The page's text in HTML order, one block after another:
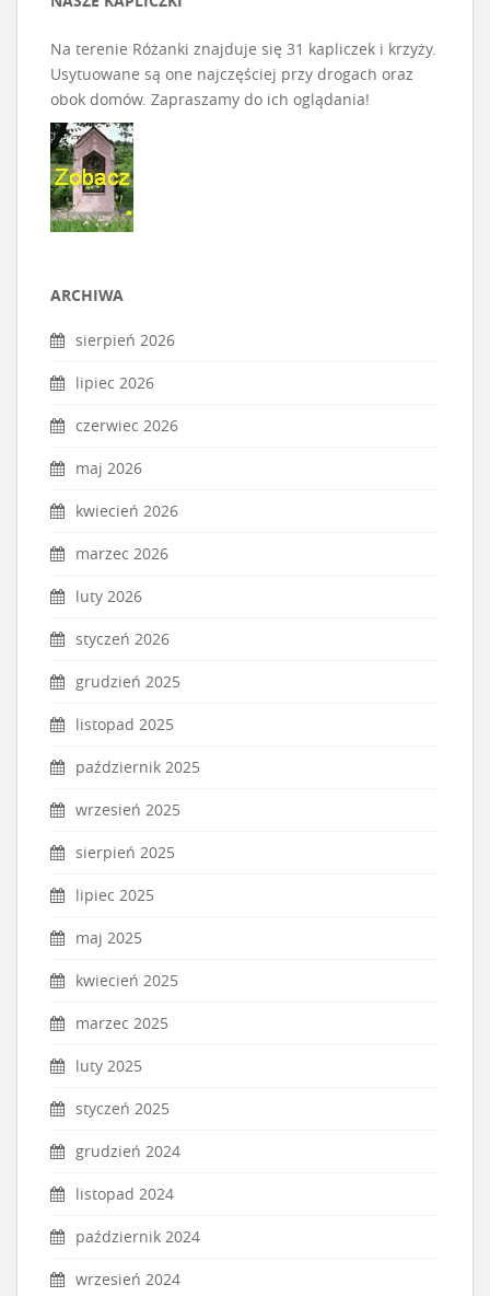
Na terenie Różanki znajduje się 31 kapliczek i krzyży.
Usytuowane są one najczęściej przy drogach oraz
obok domów. Zapraszamy do ich oglądania!
ARCHIWA
sierpień 2026
lipiec 2026
czerwiec 2026
maj 2026
kwiecień 2026
marzec 2026
luty 2026
styczeń 2026
grudzień 2025
listopad 2025
październik 2025
wrzesień 2025
sierpień 2025
lipiec 2025
maj 2025
kwiecień 2025
marzec 2025
luty 2025
styczeń 2025
grudzień 2024
listopad 2024
październik 2024
wrzesień 2024